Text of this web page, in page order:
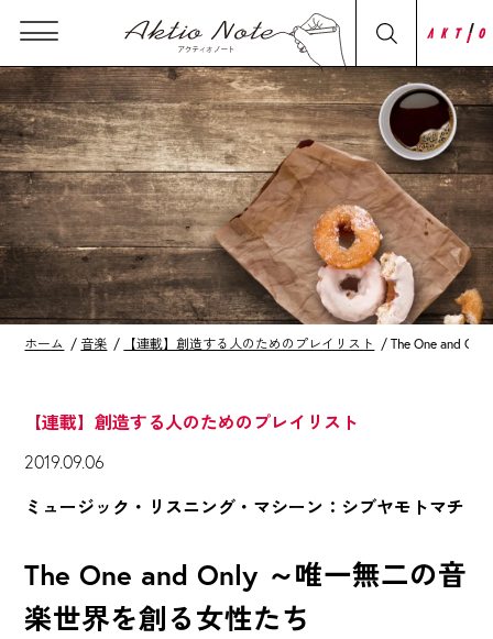
ホーム 音楽 【連載】創造する人のためのプレイリスト The One and
【連載】創造する人のためのプレイリスト
2019.09.06
ミュージック・リスニング・マシーン：シブヤモトマチ
The One and Only ～唯一無二の音
楽世界を創る女性たち